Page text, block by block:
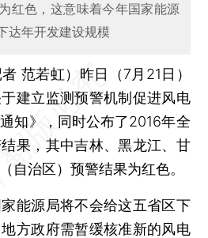
红色，这意味着今年国家能源
达年开发建设规模
范若虹） 昨日（7月21日）
建立监测预警机制促进风电
知》，同时公布了2016年全
果，其中吉林、黑龙江、甘
自治区）预警结果为红色。
源局将不会给这五省区下
方政府需暂缓核准新的风电